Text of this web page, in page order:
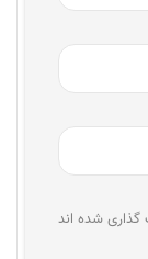
گذاری شده اند